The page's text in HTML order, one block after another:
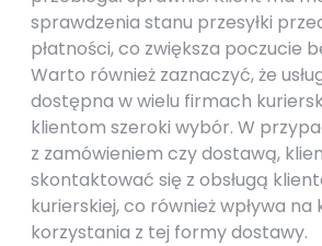
sprawdzenia stanu przesyłki
płatności, co zwiększa poczucie
Warto również zaznaczyć, że
dostępna w wielu firmach
klientom szeroki wybór. W
z zamówieniem czy dostawą,
skontaktować się z obsługą
kurierskiej, co również wpływa
korzystania z tej formy dostawy.